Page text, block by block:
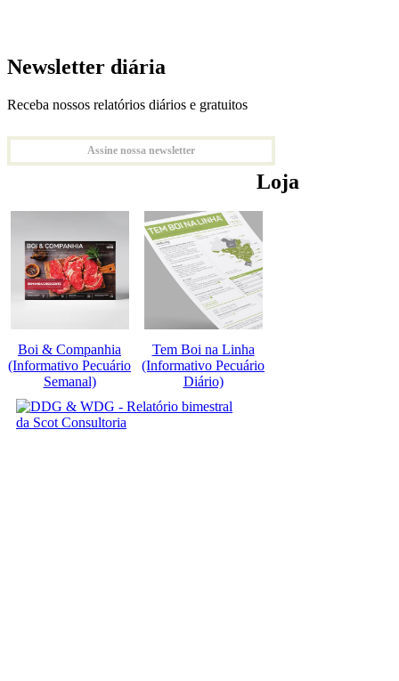
Newsletter diária
Receba nossos relatórios diários e gratuitos
Assine nossa newsletter
Loja
Boi & Companhia
(Informativo Pecuário
Semanal)
Tem Boi na Linha
(Informativo Pecuário
Diário)